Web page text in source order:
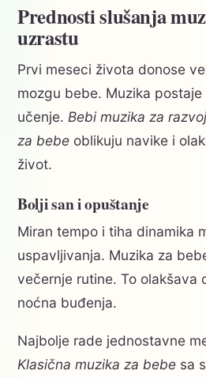
Prednosti slušanja
uzrastu
Prvi meseci života donose
mozgu bebe. Muzika postaje
učenje. Bebi muzika za razvoj
za bebe oblikuju navike i
život.
Bolji san i opuštanje
Miran tempo i tiha dinamika
uspavljivanja. Muzika za
večernje rutine. To olakšava
noćna buđenja.
Najbolje rade jednostavne
Klasična muzika za bebe sa